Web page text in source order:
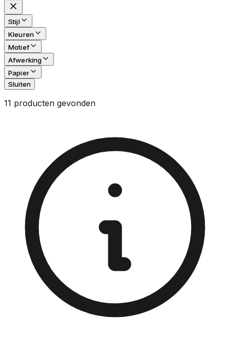
Stijl
Kleuren
Motief
Afwerking
Papier
Sluiten
11 producten gevonden